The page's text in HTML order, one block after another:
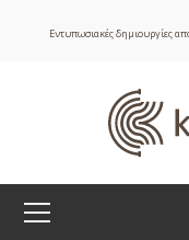
Εντυπωσιακές δημιουργίες